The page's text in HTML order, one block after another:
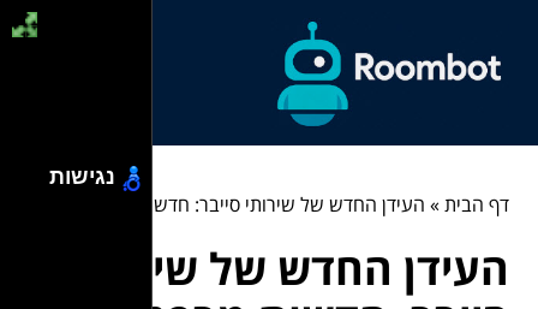
דף הבית» העידן החדש של שירותי סייבר: חדשות מבפנים
העידן החדש של שירותי
נגישות